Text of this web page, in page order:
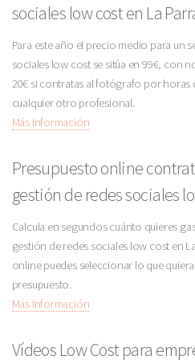
sociales low cost en La
Para este año el precio medio para un
sociales low cost se sitúa en 99€, con
20€ si contratas al fotógrafo por
cualquier otro profesional.
Más Información
Presupuesto online
gestión de redes sociales
Calcula en segundos cuánto quieres
gestión de redes sociales low cost en
online puedes seleccionar lo que
presupuesto.
Más Información
Vídeos Low Cost para